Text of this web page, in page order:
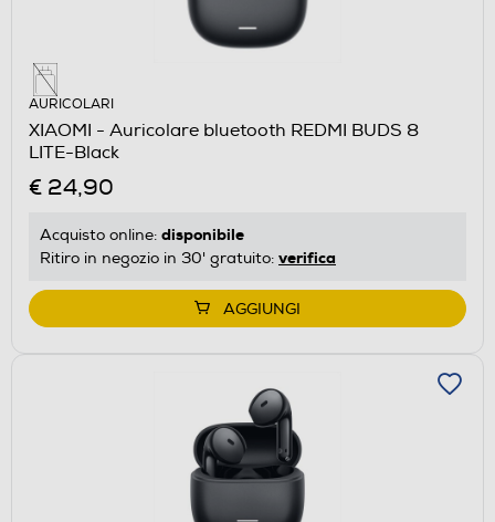
AURICOLARI
XIAOMI - Auricolare bluetooth REDMI BUDS 8
LITE-Black
€ 24,90
Acquisto online: disponibile
Ritiro in negozio in 30' gratuito: verifica
AGGIUNGI